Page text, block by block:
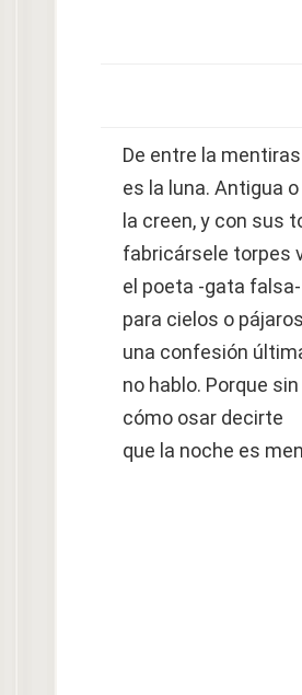
De entre la
es la luna. Antigua
la creen, y con sus
fabricársele torpes
el poeta -gata
para cielos o
una confesión
no hablo. Porque
cómo osar decirte
que la noche es